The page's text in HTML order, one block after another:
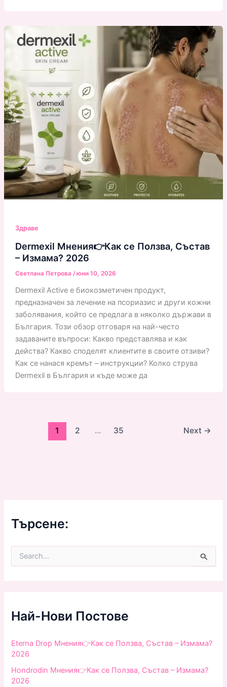
Здраве
Dermexil Мнения👉Как се Ползва, Състав
– Измама? 2026
Светлана Петрова /юни 10, 2026
Dermexil Active е биокозметичен продукт,
предназначен за лечение на псориазис и други кожни
заболявания, който се предлага в няколко държави в
България. Този обзор отговаря на най-често
задаваните въпроси: Какво представлява и как
действа? Какво споделят клиентите в своите отзиви?
Как се нанася кремът – инструкции? Колко струва
Dermexil в България и къде може да
1 2 … 35 Next →
Търсене:
f
o
:
Най-Нови Постове
Eterna Drop Мнения👉Как се Ползва, Състав – Измама?
2026
Hondrodin Мнения👉Как се Ползва, Състав – Измама?
2026